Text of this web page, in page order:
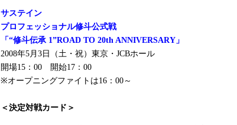
サステイン
プロフェッショナル修斗公式戦
「“修斗伝承 1”ROAD TO 20th ANNIVERSARY」
2008年5月3日（土・祝）東京・JCBホール
開場15：00 開始17：00
※オープニングファイトは16：00～
＜決定対戦カード＞